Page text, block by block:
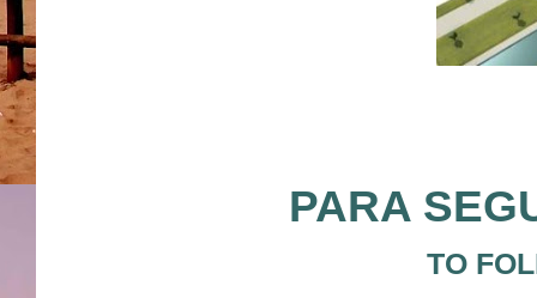
PARA
TO